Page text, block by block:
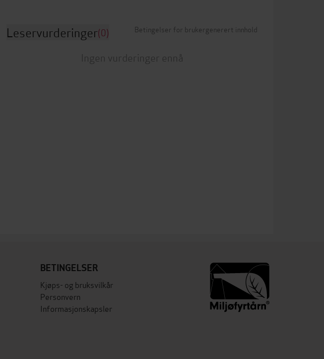
Leservurderinger(0) Betingelser for brukergenerert innhold
Ingen vurderinger ennå
BETINGELSER
Kjøps- og bruksvilkår
Personvern
Informasjonskapsler